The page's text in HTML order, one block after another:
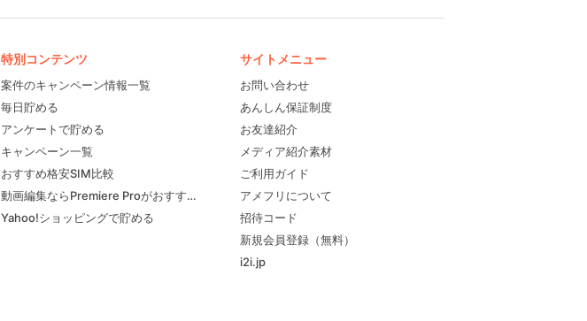
特別コンテンツ
案件のキャンペーン情報一覧
毎日貯める
アンケートで貯める
キャンペーン一覧
おすすめ格安SIM比較
動画編集ならPremiere Proがおすすめ！
Yahoo!ショッピングで貯める
サイトメニュー
お問い合わせ
あんしん保証制度
お友達紹介
メディア紹介素材
ご利用ガイド
アメフリについて
招待コード
新規会員登録（無料）
i2i.jp